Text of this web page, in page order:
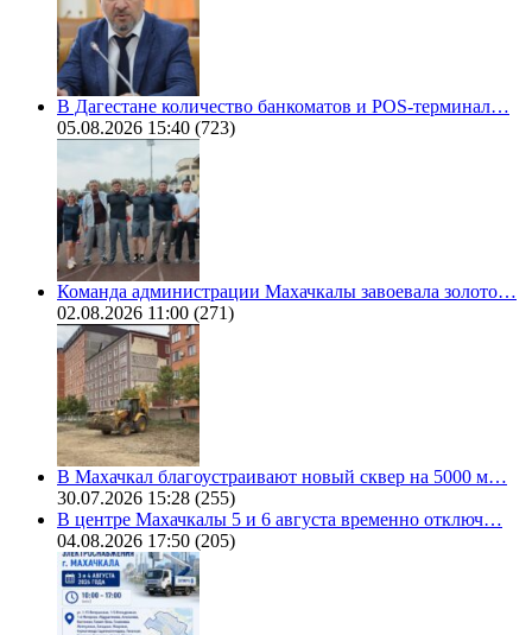
В Дагестане количество банкоматов и POS-терминал…
05.08.2026 15:40 (723)
Команда администрации Махачкалы завоевала золото…
02.08.2026 11:00 (271)
В Махачкал благоустраивают новый сквер на 5000 м…
30.07.2026 15:28 (255)
В центре Махачкалы 5 и 6 августа временно отключ…
04.08.2026 17:50 (205)